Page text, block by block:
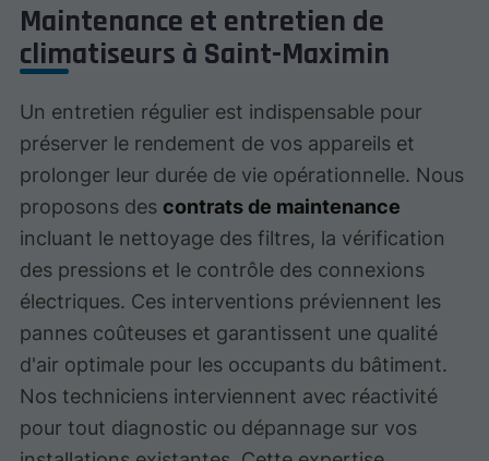
Maintenance et entretien de
climatiseurs à Saint-Maximin
Un entretien régulier est indispensable pour
préserver le rendement de vos appareils et
prolonger leur durée de vie opérationnelle. Nous
proposons descontrats de maintenance
incluant le nettoyage des filtres, la vérification
des pressions et le contrôle des connexions
électriques. Ces interventions préviennent les
pannes coûteuses et garantissent une qualité
d'air optimale pour les occupants du bâtiment.
Nos techniciens interviennent avec réactivité
pour tout diagnostic ou dépannage sur vos